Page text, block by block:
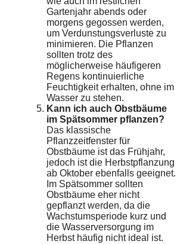
Gartenjahr abends oder
morgens gegossen werden,
um Verdunstungsverluste zu
minimieren. Die Pflanzen
sollten trotz des
möglicherweise häufigeren
Regens kontinuierliche
Feuchtigkeit erhalten, ohne im
Wasser zu stehen.
Kann ich auch Obstbäume
im Spätsommer pflanzen?
Das klassische
Pflanzzeitfenster für
Obstbäume ist das Frühjahr,
jedoch ist die Herbstpflanzung
ab Oktober ebenfalls geeignet.
Im Spätsommer sollten
Obstbäume eher nicht
gepflanzt werden, da die
Wachstumsperiode kurz und
die Wasserversorgung im
Herbst häufig nicht ideal ist.